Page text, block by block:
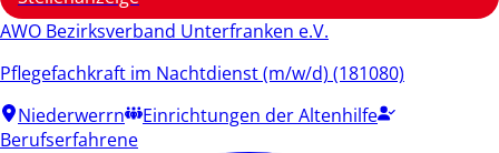
AWO Bezirksverband Unterfranken e.V.
Pflegefachkraft im Nachtdienst (m/w/d) (181080)
Niederwerrn
Einrichtungen der Altenhilfe
Berufserfahrene